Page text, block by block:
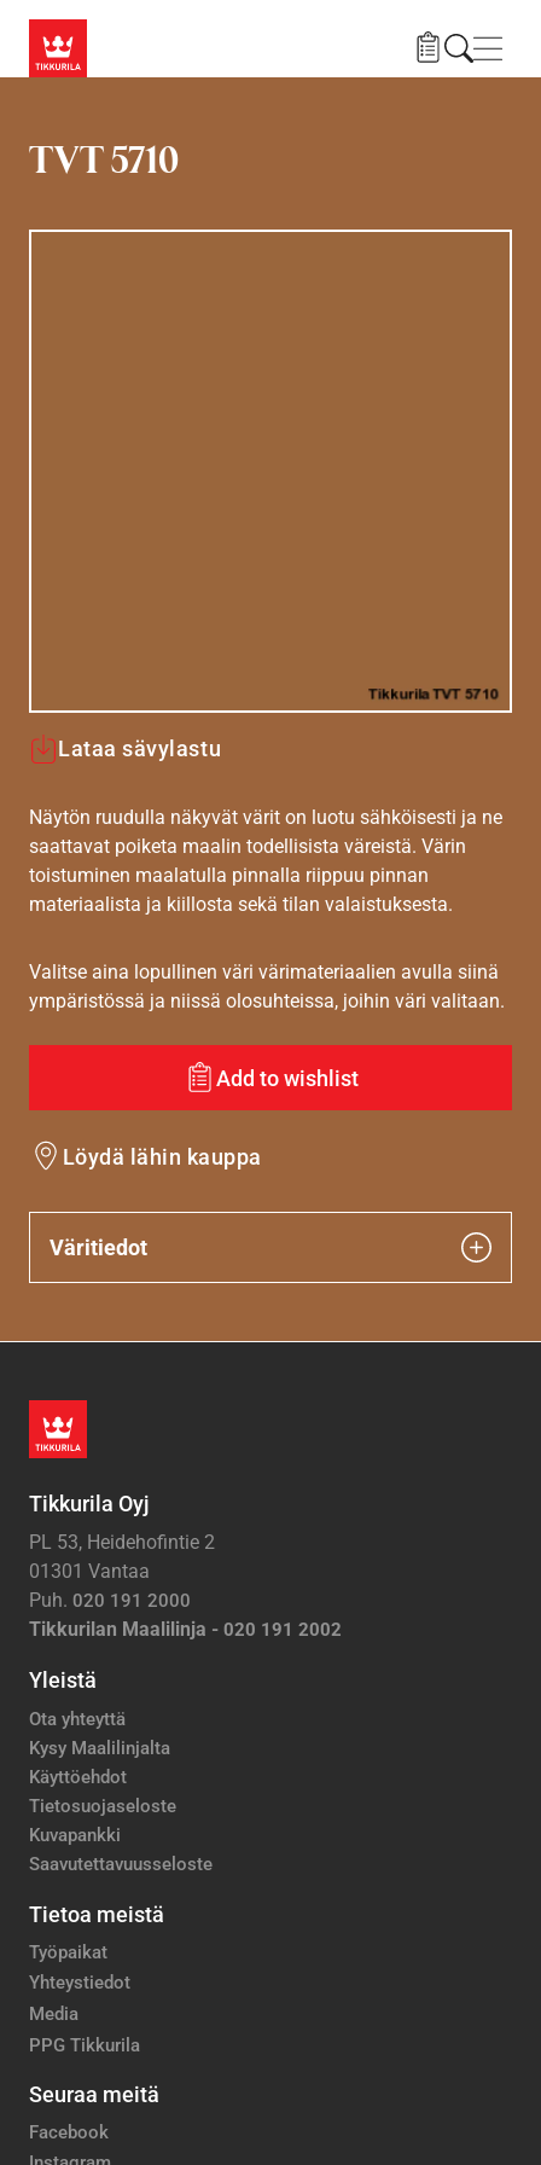
TVT 5710
Lataa sävylastu
Näytön ruudulla näkyvät värit on luotu sähköisesti ja ne
saattavat poiketa maalin todellisista väreistä. Värin
toistuminen maalatulla pinnalla riippuu pinnan
materiaalista ja kiillosta sekä tilan valaistuksesta.
Valitse aina lopullinen väri värimateriaalien avulla siinä
ympäristössä ja niissä olosuhteissa, joihin väri valitaan.
Add to wishlist
Löydä lähin kauppa
Väritiedot
Tikkurila Oyj
PL 53, Heidehofintie 2
01301 Vantaa
Puh. 020 191 2000
Tikkurilan Maalilinja - 020 191 2002
Yleistä
Ota yhteyttä
Kysy Maalilinjalta
Käyttöehdot
Tietosuojaseloste
Kuvapankki
Saavutettavuusseloste
Tietoa meistä
Työpaikat
Yhteystiedot
Media
PPG Tikkurila
Seuraa meitä
Facebook